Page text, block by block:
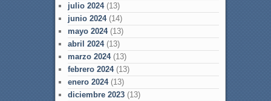
julio 2024(13)
junio 2024(14)
mayo 2024(13)
abril 2024(13)
marzo 2024(13)
febrero 2024(13)
enero 2024(13)
diciembre 2023(13)